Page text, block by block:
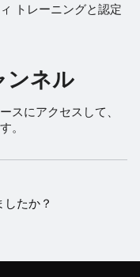
トレーニングと認定
ンネル
スにアクセスして、
。
たか？